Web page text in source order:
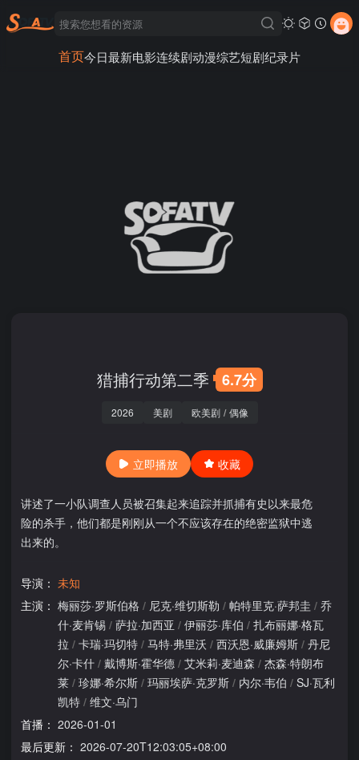
首页今日最新电影连续剧动漫综艺短剧纪录片
猎捕行动第二季 6.7分
2026 美剧 欧美剧 / 偶像
立即播放 收藏
讲述了一小队调查人员被召集起来追踪并抓捕有史以来最危
险的杀手，他们都是刚刚从一个不应该存在的绝密监狱中逃
出来的。
导演： 未知
主演： 梅丽莎·罗斯伯格 / 尼克·维切斯勒 / 帕特里克·萨邦圭 / 乔
什·麦肯锡 / 萨拉·加西亚 / 伊丽莎·库伯 / 扎布丽娜·格瓦
拉 / 卡瑞·玛切特 / 马特·弗里沃 / 西沃恩·威廉姆斯 / 丹尼
尔·卡什 / 戴博斯·霍华德 / 艾米莉·麦迪森 / 杰森·特朗布
莱 / 珍娜·希尔斯 / 玛丽埃萨·克罗斯 / 内尔·韦伯 / SJ·瓦利
凯特 / 维文·乌门
首播： 2026-01-01
最后更新： 2026-07-20T12:03:05+08:00